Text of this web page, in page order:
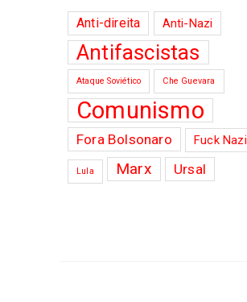
Anti-direita Anti-Nazi
Antifascistas
Ataque Soviético Che Guevara
Comunismo
Fora Bolsonaro Fuck Nazi
Lula Marx Ursal